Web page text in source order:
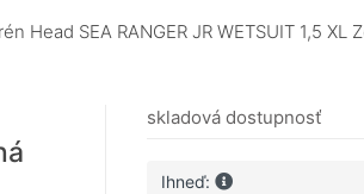
Head SEA RANGER JR WETSUIT 1,5 XL
skladová dostupnosť
Ihneď: